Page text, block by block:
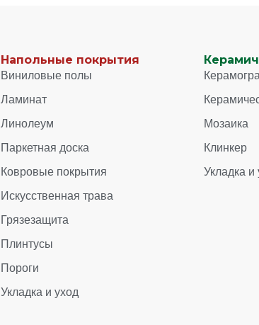
Напольные покрытия
Виниловые полы
Ламинат
Линолеум
Паркетная доска
Ковровые покрытия
Искусственная трава
Грязезащита
Плинтусы
Пороги
Укладка и уход
Мозаика
Клинкер
Укладка и